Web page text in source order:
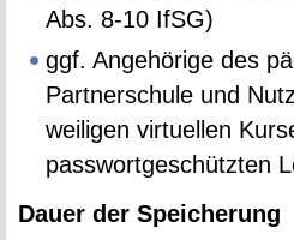
Abs. 8-10 IfSG)
ggf. An­ge­hö­ri­ge des
Part­ner­schu­le und
wei­li­gen vir­tu­el­len
pass­wort­ge­schütz­ten
Dauer der Spei­che­rung